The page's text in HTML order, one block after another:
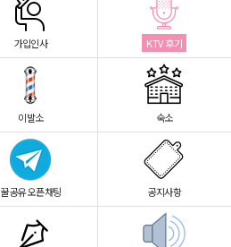
가입인사 KTV 후기
이발소 숙소
꿀공유 오픈채팅 공지사항